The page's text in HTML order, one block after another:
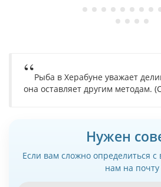
Рыба в Херабуне уважает
она оставляет другим методам.
Нужен
Если вам сложно определиться
нам на почту